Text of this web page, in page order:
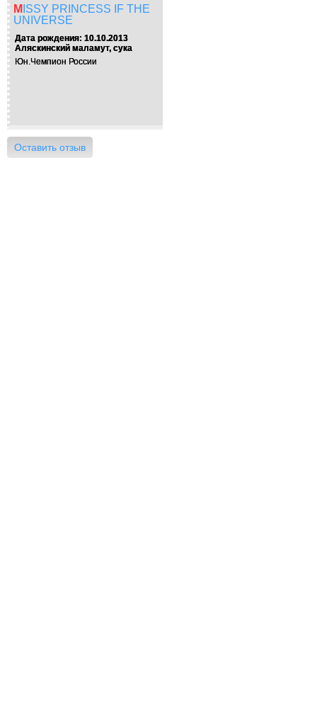
MISSY PRINCESS IF THE
UNIVERSE
Дата рождения: 10.10.2013
Аляскинский маламут, сука
Юн.Чемпион России
Оставить отзыв